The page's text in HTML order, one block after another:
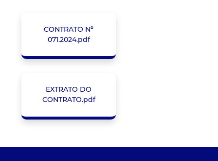
CONTRATO Nº
071.2024.pdf
EXTRATO DO
CONTRATO.pdf